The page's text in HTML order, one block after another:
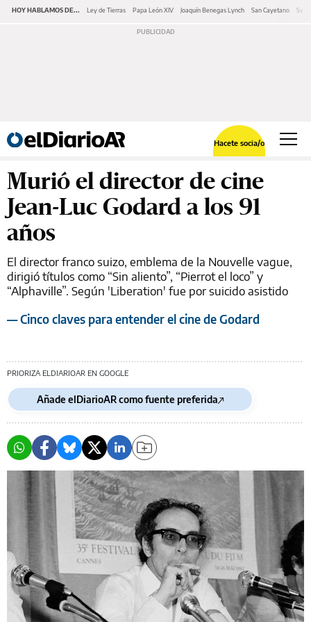
HOY HABLAMOS DE... Ley de Tierras Papa León XIV Joaquín Benegas Lynch San Cayetano
Hacete socia/o
Murió el director de cine
Jean-Luc Godard a los 91
años
El director franco suizo, emblema de la Nouvelle vague,
dirigió títulos como “Sin aliento”, “Pierrot el loco” y
“Alphaville”. Según 'Liberation' fue por suicido asistido
— Cinco claves para entender el cine de Godard
PRIORIZA ELDIARIOAR EN GOOGLE
Añade elDiarioAR como fuente preferida